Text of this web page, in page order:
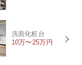
洗面化粧台
10万〜25万円